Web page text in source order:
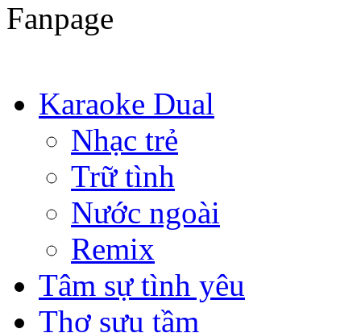
Fanpage
Karaoke Dual
Nhạc trẻ
Trữ tình
Nước ngoài
Remix
Tâm sự tình yêu
Thơ sưu tầm